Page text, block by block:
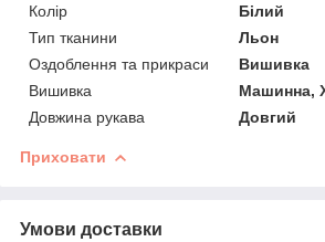
Колір
Білий
Тип тканини
Льон
Оздоблення та прикраси
Вишивка
Вишивка
Машинна,
Довжина рукава
Довгий
Приховати
Умови доставки